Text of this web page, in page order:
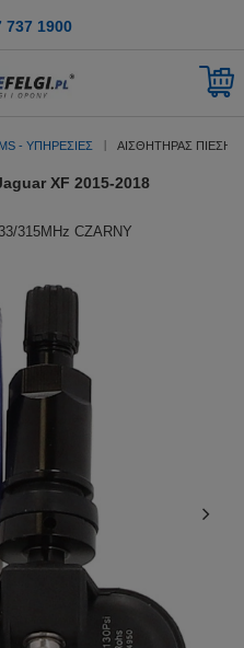
737 1900
- ΥΠΗΡΕΣΊΕΣ ΑΙΣΘΗΤΉΡΑΣ ΠΊΕΣΗΣ
XF 2015-2018
315MHz CZARNY